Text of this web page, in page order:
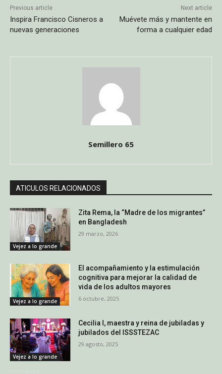
Previous article
Inspira Francisco Cisneros a
nuevas generaciones
Next article
Muévete más y mantente en
forma a cualquier edad
Semillero 65
ATICULOS RELACIONADOS
Vejez a lo grande
Zita Rema, la “Madre de los migrantes”
en Bangladesh
29 marzo, 2026
Vejez a lo grande
El acompañamiento y la estimulación
cognitiva para mejorar la calidad de
vida de los adultos mayores
6 octubre, 2025
Vejez a lo grande
Cecilia I, maestra y reina de jubiladas y
jubilados del ISSSTEZAC
29 agosto, 2025